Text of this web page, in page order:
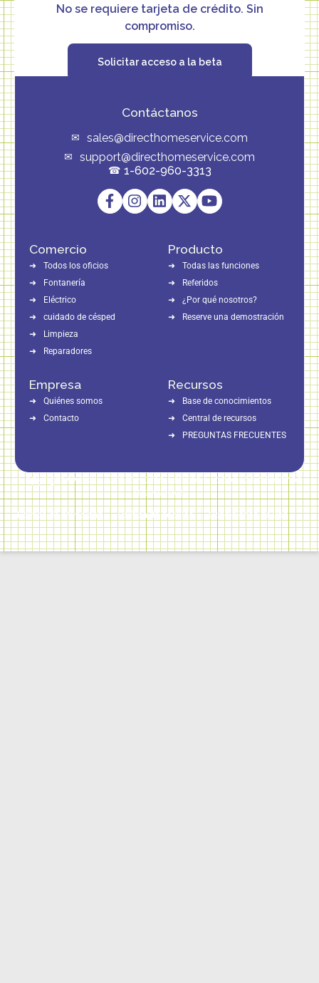
No se requiere tarjeta de crédito. Sin
compromiso.
Solicitar acceso a la beta
Contáctanos
sales@directhomeservice.com
support@directhomeservice.com
1-602-960-3313
Producto
Todas las funciones
Referidos
¿Por qué nosotros?
Reserve una demostración
Comercio
Todos los oficios
Fontanería
Eléctrico
cuidado de césped
Limpieza
Reparadores
Recursos
Base de conocimientos
Central de recursos
PREGUNTAS FRECUENTES
Empresa
Quiénes somos
Contacto
Copyright © 2026 Direct Home Service | Todos los derechos
reservados
Política de privacidad Política de cookies Condiciones de uso